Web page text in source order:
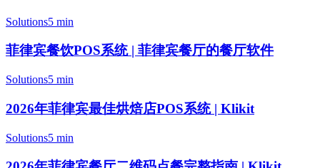
Solutions5 min
菲律宾餐饮POS系统 | 菲律宾餐厅的餐厅软件
Solutions5 min
2026年菲律宾最佳烘焙店POS系统 | Klikit
Solutions5 min